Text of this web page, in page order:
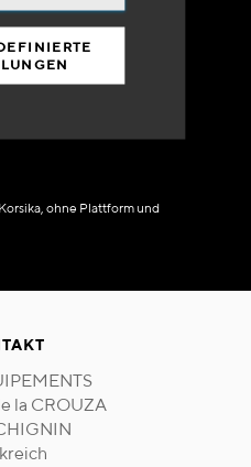
Katalogs
ohne Plattform und
la CROUZA